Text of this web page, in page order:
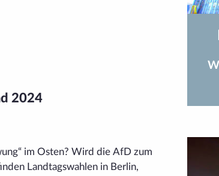
2024
im Osten? Wird die AfD zum
Landtags­wahlen in Berlin,